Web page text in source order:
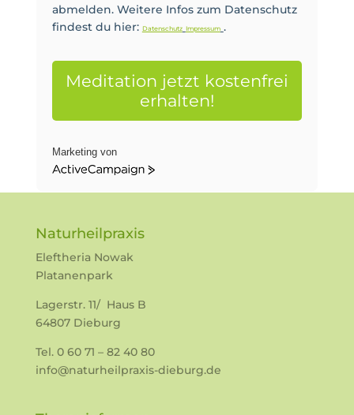
abmelden. Weitere Infos zum Datenschutz
findest du hier: Datenschutz Impressum .
Meditation jetzt kostenfrei
erhalten!
Marketing von
ActiveCampaign
Naturheilpraxis
Eleftheria Nowak
Platanenpark
Lagerstr. 11/ Haus B
64807 Dieburg
Tel. 0 60 71 – 82 40 80
info@naturheilpraxis-dieburg.de